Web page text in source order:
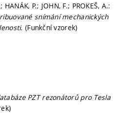
HANÁK, P.; JOHN, F.; PROKEŠ, A.:
snímání mechanických
. (Funkční vzorek)
PZT rezonátorů pro Tesla